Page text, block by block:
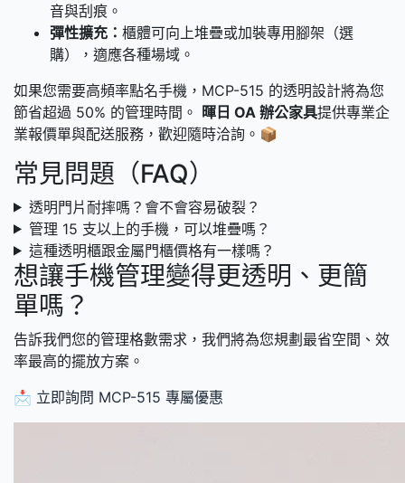
音與刮痕。
彈性擴充： 櫃體可向上堆疊或加裝專用腳架（選
購），適應各種場域。
如果您需要高頻率點名手機，MCP-515 的透明設計將為您
節省超過 50% 的管理時間。 暉日 OA 辦公家具提供專業企
業報價單與配送服務，歡迎隨時洽詢。📦
常見問題（FAQ）
透明門片耐摔嗎？會不會容易破裂？
管理 15 支以上的手機，可以堆疊嗎？
這種透明櫃跟金屬門櫃價格有一樣嗎？
想讓手機管理變得更透明、更簡
單嗎？
告訴我們您的管理格數需求，我們將為您規劃最省空間、效
率最高的擺放方案。
📩 立即詢問 MCP-515 專屬優惠